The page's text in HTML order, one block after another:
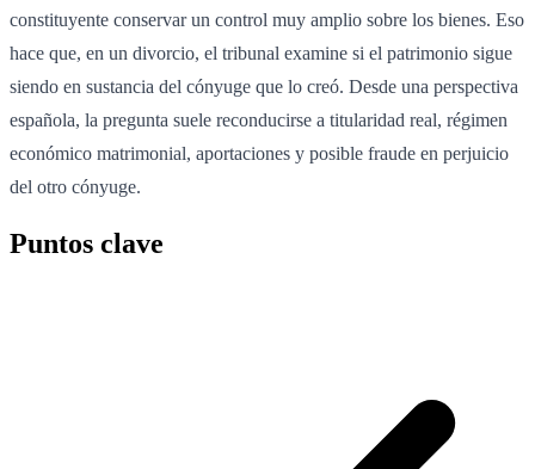
constituyente conservar un control muy amplio sobre los bienes. Eso
hace que, en un divorcio, el tribunal examine si el patrimonio sigue
siendo en sustancia del cónyuge que lo creó. Desde una perspectiva
española, la pregunta suele reconducirse a titularidad real, régimen
económico matrimonial, aportaciones y posible fraude en perjuicio
del otro cónyuge.
Puntos clave